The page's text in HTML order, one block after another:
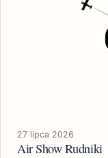
27 lipca 2026
Air Show Rudniki